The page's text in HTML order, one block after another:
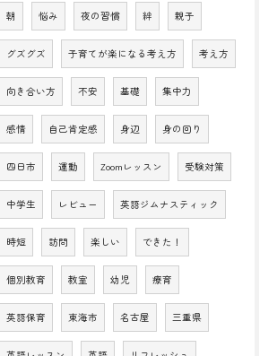
朝 悩み 夜の習慣 絆 親子
グズグズ 子育てが楽になる考え方 考え方
向き合い方 不安 基礎 集中力
感情 自己肯定感 身辺 身の回り
四日市 運動 Zoomレッスン 受験対策
中学生 レビュー 英語ジムナスティック
時短 訪問 楽しい できた！
個別教育 教室 幼児 療育
英語保育 東海市 名古屋 三重県